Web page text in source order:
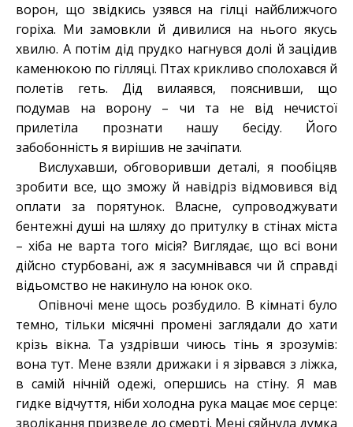
ворон, що звідкись узявся на гілці найближчого
горіха. Ми замовкли й дивилися на нього якусь
хвилю. А потім дід прудко нагнувся долі й зацідив
каменюкою по гілляці. Птах крикливо сполохався й
полетів геть. Дід вилаявся, пояснивши, що
подумав на ворону – чи та не від нечистої
прилетіла прознати нашу бесіду. Його
забобонність я вирішив не зачіпати.
Вислухавши, обговоривши деталі, я пообіцяв
зробити все, що зможу й навідріз відмовився від
оплати за порятунок. Власне, супроводжувати
бентежні душі на шляху до притулку в стінах міста
– хіба не варта того місія? Виглядає, що всі вони
дійсно стурбовані, аж я засумнівався чи й справді
відьомство не накинуло на юнок око.
Опівночі мене щось розбудило. В кімнаті було
темно, тільки місячні промені заглядали до хати
крізь вікна. Та уздрівши чиюсь тінь я зрозумів:
вона тут. Мене взяли дрижаки і я зірвався з ліжка,
в самій нічній одежі, опершись на стіну. Я мав
гидке відчуття, ніби холодна рука мацає моє серце:
зволікання призведе до смерті. Мені сяйнула думка